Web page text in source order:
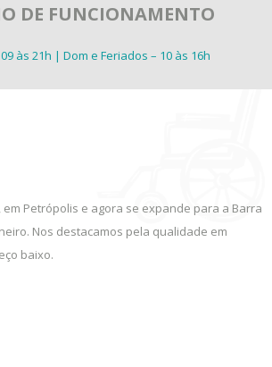
DE FUNCIONAMENTO
às 21h | Dom e Feriados – 10 às 16h
Petrópolis e agora se expande para a Barra
Nos destacamos pela qualidade em
baixo.